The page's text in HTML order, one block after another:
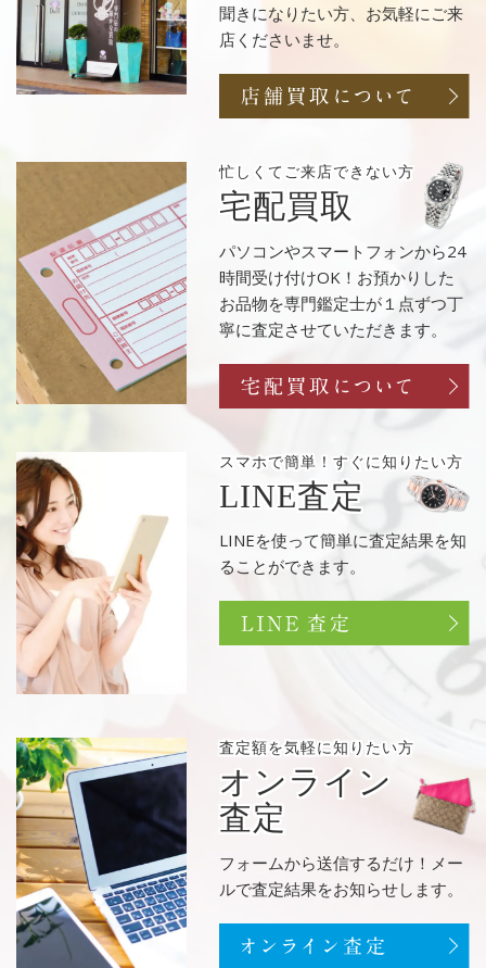
聞きになりたい方、お気軽にご来
店くださいませ。
忙しくてご来店できない方
宅配買取
パソコンやスマートフォンから24
時間受け付けOK！お預かりした
お品物を専門鑑定士が１点ずつ丁
寧に査定させていただきます。
スマホで簡単！ すぐに知りたい方
LINE査定
LINEを使って簡単に査定結果を知
ることができます。
査定額を気軽に知りたい方
オンライン
査定
フォームから送信するだけ！メー
ルで査定結果をお知らせします。